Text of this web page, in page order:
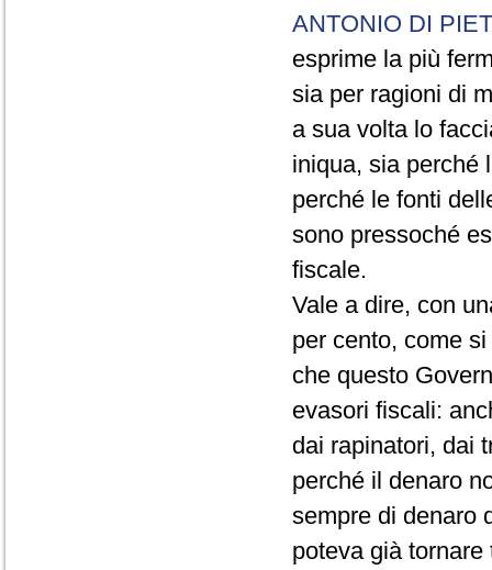
ANTONIO DI
esprime la più
sia per ragioni di
a sua volta lo
iniqua, sia perché
perché le fonti
sono pressoché
fiscale.
Vale a dire, con
per cento, come
che questo
evasori fiscali:
dai rapinatori, dai
perché il denaro
sempre di denaro
poteva già